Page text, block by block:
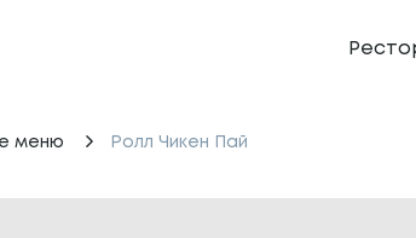
меню Ролл Чикен Пай